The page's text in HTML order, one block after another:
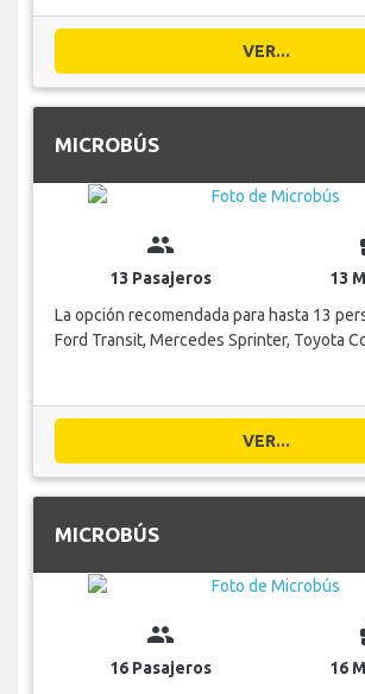
VER...
MICROBÚS
group
13 Pasajeros
13
La opción recomendada para hasta 13
Ford Transit, Mercedes Sprinter, Toyota
VER...
MICROBÚS
group
16 Pasajeros
16